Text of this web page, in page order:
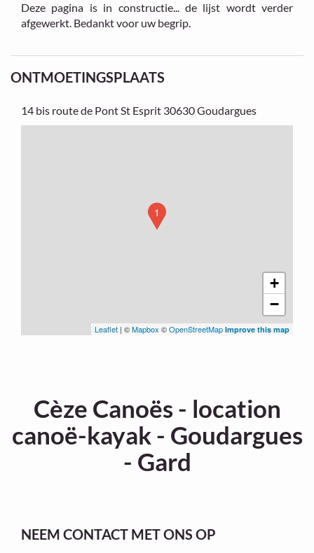
Deze pagina is in constructie... de lijst wordt verder
afgewerkt. Bedankt voor uw begrip.
ONTMOETINGSPLAATS
14 bis route de Pont St Esprit 30630 Goudargues
1
+
−
Leaflet | ©Mapbox ©OpenStreetMap Improve this map
Cèze Canoës - location
canoë-kayak - Goudargues
- Gard
NEEM CONTACT MET ONS OP